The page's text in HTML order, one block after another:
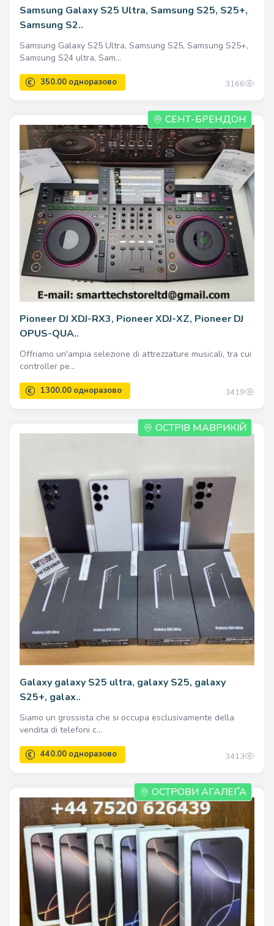
Samsung Galaxy S25 Ultra, Samsung S25, S25+,
Samsung S2..
Samsung Galaxy S25 Ultra, Samsung S25, Samsung S25+,
Samsung S24 ultra, Sam...
350.00 одноразово
3166
СЕНТ-БРЕНДОН
Pioneer DJ XDJ-RX3, Pioneer XDJ-XZ, Pioneer DJ
OPUS-QUA..
Offriamo un'ampia selezione di attrezzature musicali, tra cui
controller pe...
1300.00 одноразово
3419
ОСТРІВ МАВРИКІЙ
Galaxy galaxy S25 ultra, galaxy S25, galaxy
S25+, galax..
Siamo un grossista che si occupa esclusivamente della
vendita di telefoni c...
3413
ОСТРОВИ АГАЛЕҐА